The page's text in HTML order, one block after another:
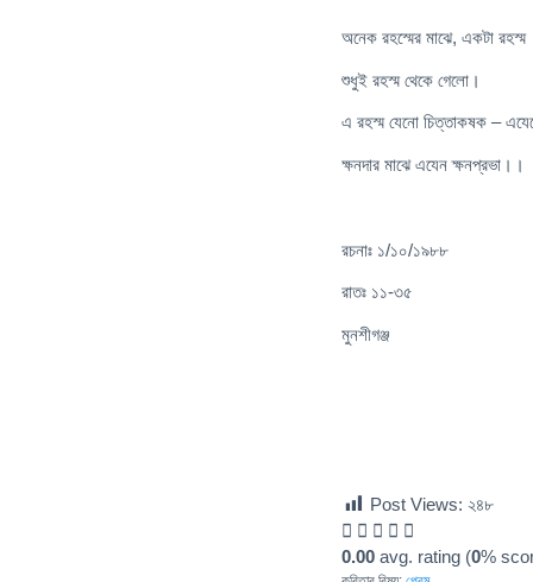
অনেক রহস্মের মাঝে, একটা রহস্ম
শুধুই রহস্ম থেকে গেলো।
এ রহস্ম যেনো চিত্তাকষক –
ক্ষনদার মাঝে এযেন ক্ষনপ্রভা।।
রচনাঃ ১/১০/১৯৮৮
রাতঃ ১১-৩৫
মুনশীগঞ্জ
Post Views: ২৪৮
0.00 avg. rating (0%